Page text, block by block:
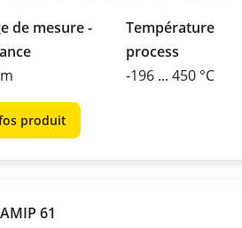
de mesure -
Température
process
-196 ... 450 °C
produit
61